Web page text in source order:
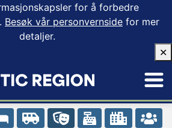
for å forbedre
Besøk vår personvernside for mer
detaljer.
✕